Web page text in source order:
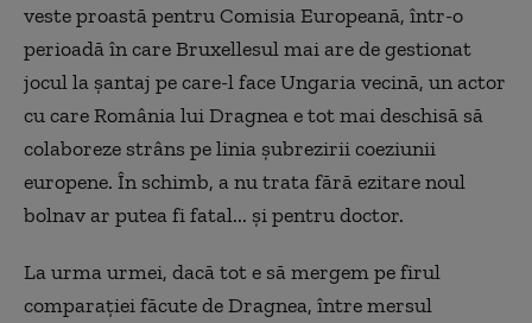
veste proastă pentru Comisia Europeană, într-o
perioadă în care Bruxellesul mai are de gestionat
jocul la şantaj pe care-l face Ungaria vecină, un actor
cu care România lui Dragnea e tot mai deschisă să
colaboreze strâns pe linia şubrezirii coeziunii
europene. În schimb, a nu trata fără ezitare noul
bolnav ar putea fi fatal... şi pentru doctor.
La urma urmei, dacă tot e să mergem pe firul
comparaţiei făcute de Dragnea, între mersul